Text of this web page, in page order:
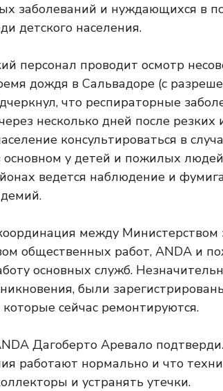
заболеваний и нуждающихся в
детского населения.
что респираторные
несколько дней после
консультироваться в
основном у детей и пожилых
ведется наблюдение и
между Министерством
общественных работ, ANDA и
основных служб.
были
сейчас ремонтируются.
Дагоберто Аревало
работают нормально и что
и устранять утечки.